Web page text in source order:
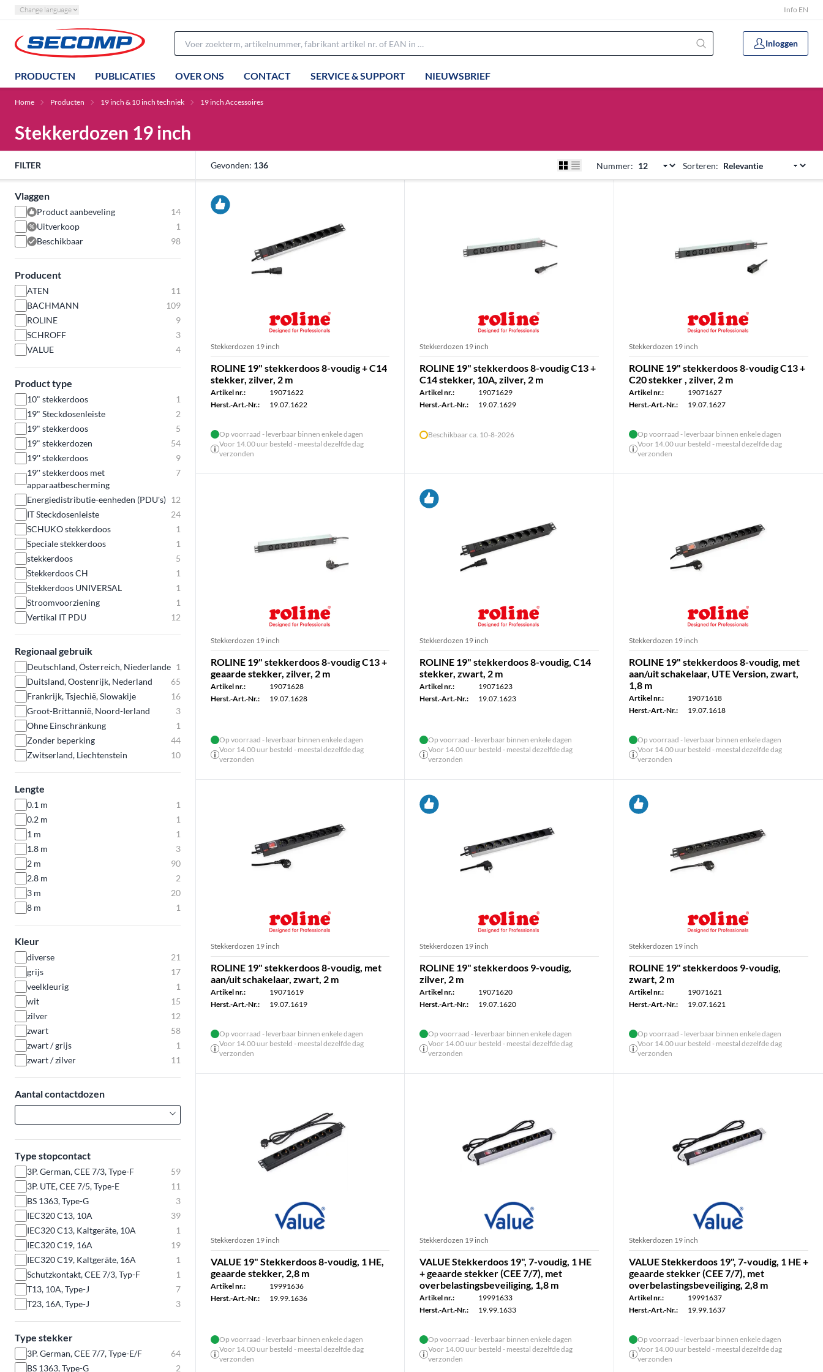
Change language Info EN
Inloggen
PRODUCTEN PUBLICATIES OVER ONS CONTACT SERVICE & SUPPORT NIEUWSBRIEF
Home Producten 19 inch & 10 inch techniek 19 inch Accessoires
Stekkerdozen 19 inch
FILTER
Vlaggen
Product aanbeveling
14
Uitverkoop
1
Beschikbaar
98
Producent
ATEN
11
BACHMANN
109
ROLINE
9
SCHROFF
3
VALUE
4
Product type
10" stekkerdoos
1
19" Steckdosenleiste
2
19" stekkerdoos
5
19" stekkerdozen
54
19'' stekkerdoos
9
19'' stekkerdoos met
apparaatbescherming
7
Energiedistributie-eenheden (PDU's) 12
IT Steckdosenleiste
24
SCHUKO stekkerdoos
1
Speciale stekkerdoos
1
stekkerdoos
5
Stekkerdoos CH
1
Stekkerdoos UNIVERSAL
1
Stroomvoorziening
1
Vertikal IT PDU
12
Regionaal gebruik
Deutschland, Österreich, Niederlande 1
Duitsland, Oostenrijk, Nederland
65
Frankrijk, Tsjechië, Slowakije
16
Groot-Brittannië, Noord-Ierland
3
Ohne Einschränkung
1
Zonder beperking
44
Zwitserland, Liechtenstein
10
Lengte
0.1 m
1
0.2 m
1
1 m
1
1.8 m
3
2 m
90
2.8 m
2
3 m
20
8 m
1
Kleur
diverse
21
grijs
17
veelkleurig
1
wit
15
zilver
12
zwart
58
zwart / grijs
1
zwart / zilver
11
Aantal contactdozen
Type stopcontact
3P. German, CEE 7/3, Type-F
59
3P. UTE, CEE 7/5, Type-E
11
BS 1363, Type-G
3
IEC320 C13, 10A
39
IEC320 C13, Kaltgeräte, 10A
1
IEC320 C19, 16A
19
IEC320 C19, Kaltgeräte, 16A
1
Schutzkontakt, CEE 7/3, Typ-F
1
T13, 10A, Type-J
7
T23, 16A, Type-J
3
Type stekker
3P. German, CEE 7/7, Type-E/F
64
BS 1363, Type-G
2
Gevonden: 136 Nummer: Sorteren:
Stekkerdozen 19 inch
ROLINE 19" stekkerdoos 8-voudig + C14
stekker, zilver, 2 m
Artikel nr.:
19071622
Herst.-Art.-Nr.:
19.07.1622
Op voorraad - leverbaar binnen enkele dagen
Voor 14.00 uur besteld - meestal dezelfde dag
verzonden
Stekkerdozen 19 inch
ROLINE 19" stekkerdoos 8-voudig C13 +
C14 stekker, 10A, zilver, 2 m
Artikel nr.:
19071629
Herst.-Art.-Nr.:
19.07.1629
Beschikbaar ca. 10-8-2026
Stekkerdozen 19 inch
ROLINE 19" stekkerdoos 8-voudig C13 +
C20 stekker , zilver, 2 m
Artikel nr.:
19071627
Herst.-Art.-Nr.:
19.07.1627
Op voorraad - leverbaar binnen enkele dagen
Voor 14.00 uur besteld - meestal dezelfde dag
verzonden
Stekkerdozen 19 inch
ROLINE 19" stekkerdoos 8-voudig C13 +
geaarde stekker, zilver, 2 m
Artikel nr.:
19071628
Herst.-Art.-Nr.:
19.07.1628
Op voorraad - leverbaar binnen enkele dagen
Voor 14.00 uur besteld - meestal dezelfde dag
verzonden
Stekkerdozen 19 inch
ROLINE 19" stekkerdoos 8-voudig, C14
stekker, zwart, 2 m
Artikel nr.:
19071623
Herst.-Art.-Nr.:
19.07.1623
Op voorraad - leverbaar binnen enkele dagen
Voor 14.00 uur besteld - meestal dezelfde dag
verzonden
Stekkerdozen 19 inch
ROLINE 19" stekkerdoos 8-voudig, met
aan/uit schakelaar, UTE Version, zwart,
1,8 m
Artikel nr.:
19071618
Herst.-Art.-Nr.:
19.07.1618
Op voorraad - leverbaar binnen enkele dagen
Voor 14.00 uur besteld - meestal dezelfde dag
verzonden
Stekkerdozen 19 inch
ROLINE 19" stekkerdoos 8-voudig, met
aan/uit schakelaar, zwart, 2 m
Artikel nr.:
19071619
Herst.-Art.-Nr.:
19.07.1619
Op voorraad - leverbaar binnen enkele dagen
Voor 14.00 uur besteld - meestal dezelfde dag
verzonden
Stekkerdozen 19 inch
ROLINE 19" stekkerdoos 9-voudig,
zilver, 2 m
Artikel nr.:
19071620
Herst.-Art.-Nr.:
19.07.1620
Op voorraad - leverbaar binnen enkele dagen
Voor 14.00 uur besteld - meestal dezelfde dag
verzonden
Stekkerdozen 19 inch
ROLINE 19" stekkerdoos 9-voudig,
zwart, 2 m
Artikel nr.:
19071621
Herst.-Art.-Nr.:
19.07.1621
Op voorraad - leverbaar binnen enkele dagen
Voor 14.00 uur besteld - meestal dezelfde dag
verzonden
Stekkerdozen 19 inch
VALUE 19" Stekkerdoos 8-voudig, 1 HE,
geaarde stekker, 2,8 m
Artikel nr.:
19991636
Herst.-Art.-Nr.:
19.99.1636
Op voorraad - leverbaar binnen enkele dagen
Voor 14.00 uur besteld - meestal dezelfde dag
verzonden
Stekkerdozen 19 inch
VALUE Stekkerdoos 19", 7-voudig, 1 HE
+ geaarde stekker (CEE 7/7), met
overbelastingsbeveiliging, 1,8 m
Artikel nr.:
19991633
Herst.-Art.-Nr.:
19.99.1633
Op voorraad - leverbaar binnen enkele dagen
Voor 14.00 uur besteld - meestal dezelfde dag
verzonden
Stekkerdozen 19 inch
VALUE Stekkerdoos 19", 7-voudig, 1 HE +
geaarde stekker (CEE 7/7), met
overbelastingsbeveiliging, 2,8 m
Artikel nr.:
19991637
Herst.-Art.-Nr.:
19.99.1637
Op voorraad - leverbaar binnen enkele dagen
Voor 14.00 uur besteld - meestal dezelfde dag
verzonden